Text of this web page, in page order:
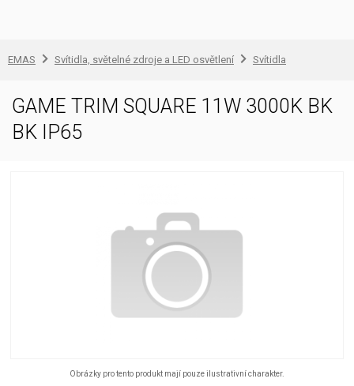
EMAS Svítidla, světelné zdroje a LED osvětlení Svítidla
GAME TRIM SQUARE 11W 3000K BK
BK IP65
Obrázky pro tento produkt mají pouze ilustrativní charakter.